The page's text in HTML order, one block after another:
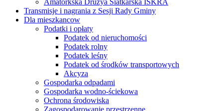
Amatorkska Drużya Siatkarska ISKRA
Transmisje i nagrania z Sesji Rady Gminy
Dla mieszkancow
Podatki i opłaty
Podatek od nieruchomości
Podatek rolny
Podatek leśny
Podatek od środków transportowych
Akcyza
Gospodarka odpadami
Gospodarka wodno-ściekowa
Ochrona środowiska